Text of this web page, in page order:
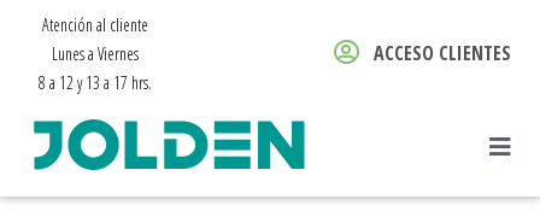
Atención al cliente
Lunes a Viernes
8 a 12 y 13 a 17 hrs.
ACCESO CLIENTES